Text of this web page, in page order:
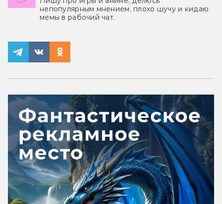
непопулярным мнением, плохо шучу и кидаю
мемы в рабочий чат.